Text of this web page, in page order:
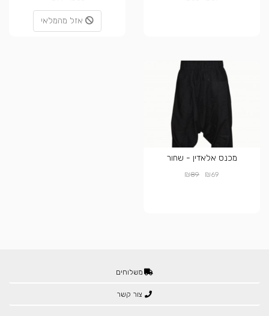
אזל מהמלאי
מכנס אלאדין - שחור
₪69
₪89
משלוחים
צור קשר